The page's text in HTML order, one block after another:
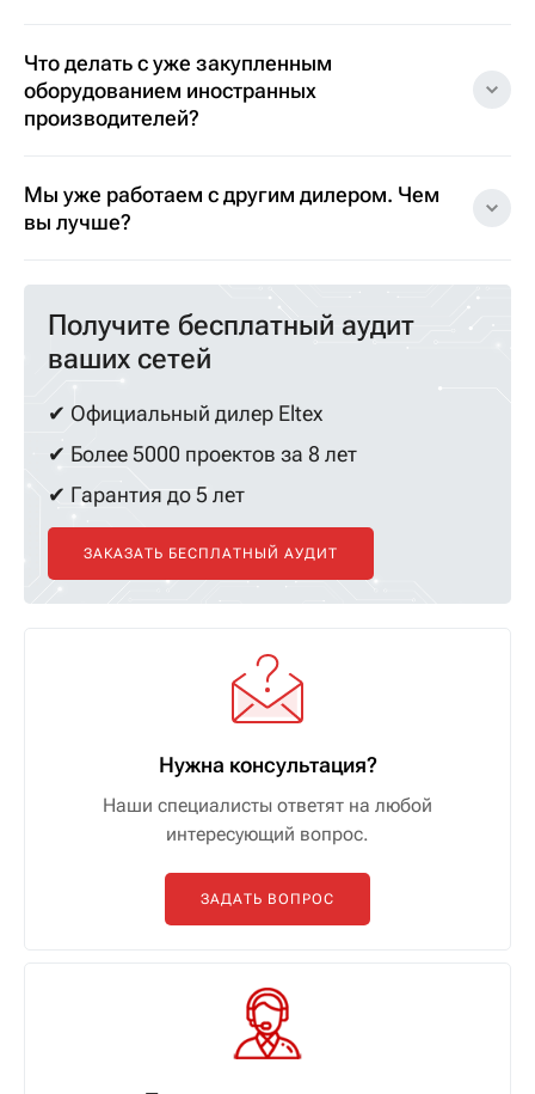
Что делать с уже закупленным
оборудованием иностранных
производителей?
Мы уже работаем с другим дилером. Чем
вы лучше?
Получите бесплатный аудит
ваших сетей
✔ Официальный дилер Eltex
✔ Более 5000 проектов за 8 лет
✔ Гарантия до 5 лет
ЗАКАЗАТЬ БЕСПЛАТНЫЙ АУДИТ
Нужна консультация?
Наши специалисты ответят на любой
интересующий вопрос.
ЗАДАТЬ ВОПРОС